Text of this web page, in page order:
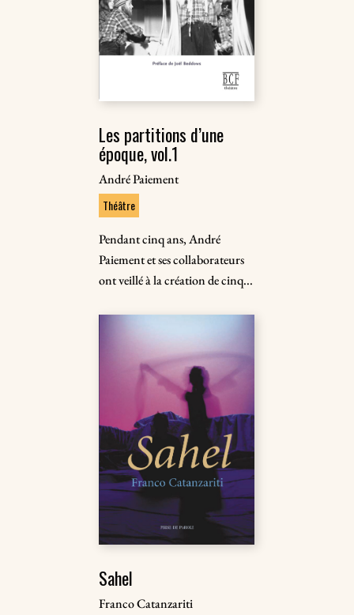
Les partitions d’une
époque, vol.1
André Paiement
Théâtre
Pendant cinq ans, André
Paiement et ses collaborateurs
ont veillé à la création de cinq...
Sahel
Franco Catanzariti